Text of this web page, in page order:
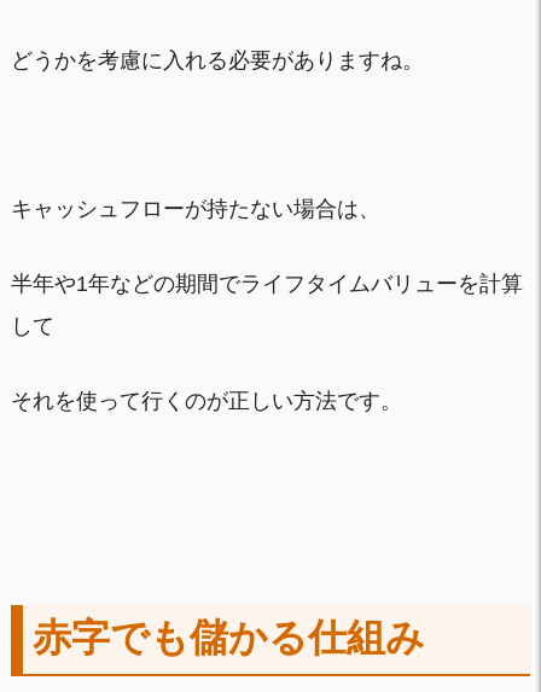
どうかを考慮に入れる必要がありますね。
キャッシュフローが持たない場合は、
半年や1年などの期間でライフタイムバリューを計算
して
それを使って行くのが正しい方法です。
赤字でも儲かる仕組み